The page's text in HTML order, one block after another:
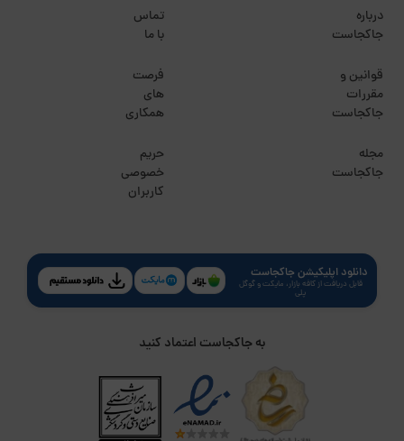
درباره
جاکجاست
قوانین و
مقررات
جاکجاست
مجله
جاکجاست
تماس
با ما
فرصت
های
همکاری
حریم
خصوصی
کاربران
دانلود اپلیکیشن جاکجاست
قابل دریافت از کافه بازار، مایکت و گوگل
پلی
به جاکجاست اعتماد کنید